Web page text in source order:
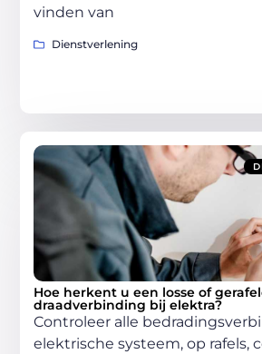
vinden van
Dienstverlening
Hoe herkent u een losse of
draadverbinding bij elektra?
Controleer alle
elektrische systeem, op rafels,